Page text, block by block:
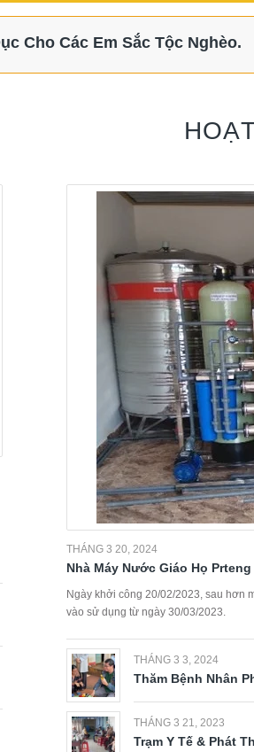
Cho Các Em Sắc Tộc Nghèo.
THÁNG 3 20, 2024
Nhà Máy Nước Giáo Họ Prteng
Ngày khởi công 20/02/2023, sau hơn
vào sử dụng từ ngày 30/03/2023.
THÁNG 3 3, 2024
Thăm Bệnh Nhân
THÁNG 3 21, 2023
Trạm Y Tế & Phát